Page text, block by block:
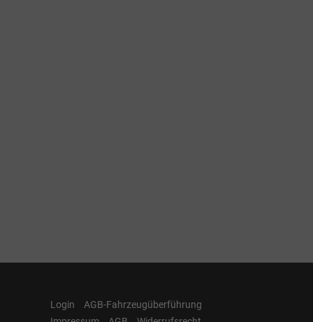
Login
AGB-Fahrzeugüberführung